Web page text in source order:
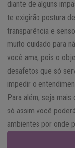
diante de alguns
te exigirão postura
transparência e
muito cuidado para
você ama, pois o
desafetos que só
impedir o
Para além, seja mais
só assim você
ambientes por onde